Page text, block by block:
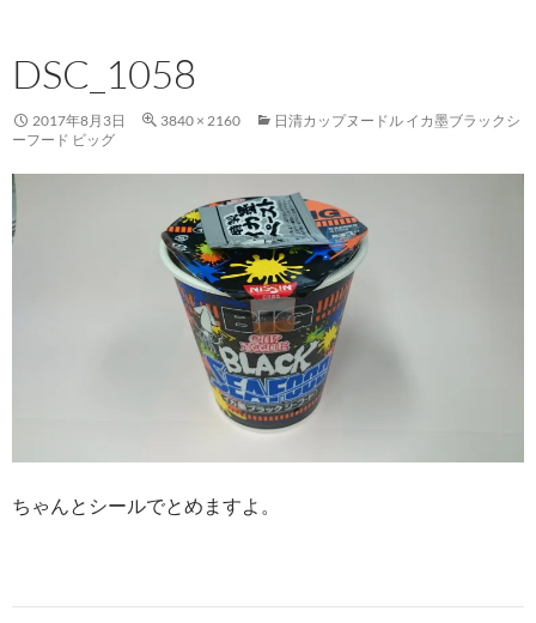
ン
ツ
へ
ス
ッ
DSC_1058
2017年8月3日 3840 × 2160
日清カップヌードル イカ墨ブラックシ
ーフード ビッグ
ちゃんとシールでとめますよ。